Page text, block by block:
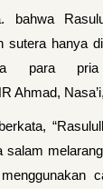
sutera hanya
para
Ahmad,
salam